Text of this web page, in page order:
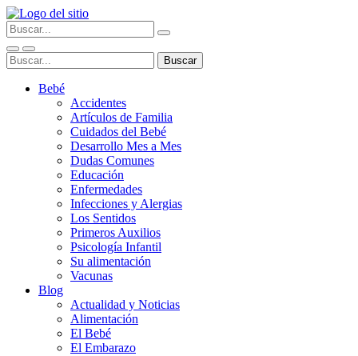
Bebé
Accidentes
Artículos de Familia
Cuidados del Bebé
Desarrollo Mes a Mes
Dudas Comunes
Educación
Enfermedades
Infecciones y Alergias
Los Sentidos
Primeros Auxilios
Psicología Infantil
Su alimentación
Vacunas
Blog
Actualidad y Noticias
Alimentación
El Bebé
El Embarazo